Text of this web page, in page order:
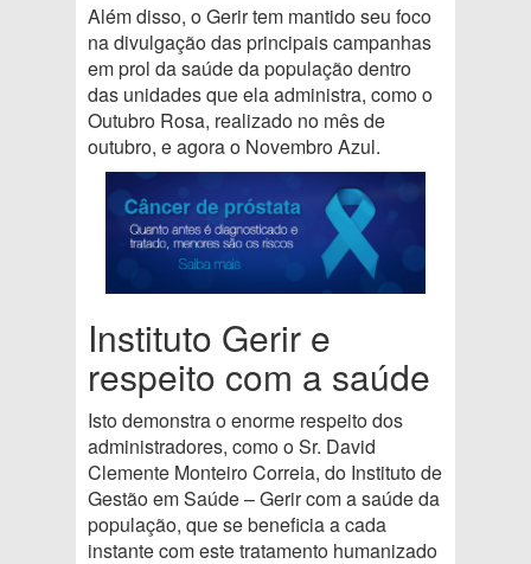
Além disso, o Gerir tem mantido seu foco
na divulgação das principais campanhas
em prol da saúde da população dentro
das unidades que ela administra, como o
Outubro Rosa, realizado no mês de
outubro, e agora o Novembro Azul.
Instituto Gerir e
respeito com a saúde
Isto demonstra o enorme respeito dos
administradores, como o Sr. David
Clemente Monteiro Correia, do Instituto de
Gestão em Saúde – Gerir com a saúde da
população, que se beneficia a cada
instante com este tratamento humanizado